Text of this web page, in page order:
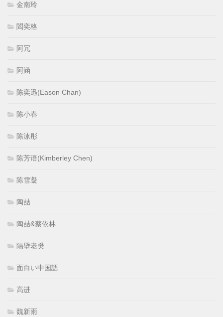
金南玲
閻奕格
阿冗
阿涵
陈奕迅(Eason Chan)
陈小春
陈泳彤
陈芳语(Kimberley Chen)
陈雪凝
陶喆
陶喆&蔡依林
隔壁老樊
面白い中国語
高进
魏新雨